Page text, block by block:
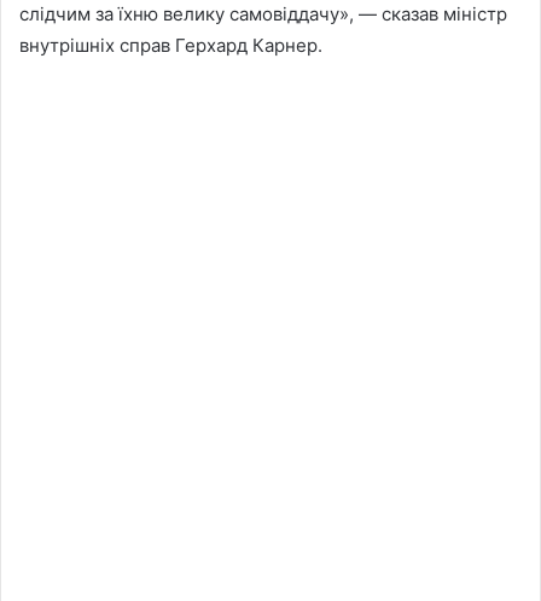
слідчим за їхню велику самовіддачу», — сказав міністр
внутрішніх справ Герхард Карнер.